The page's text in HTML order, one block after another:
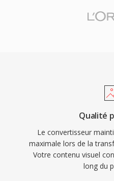
Qualité
Le convertisseur
maximale lors de la
Votre contenu visuel
long du